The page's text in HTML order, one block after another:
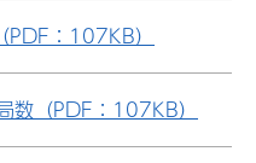
PDF：107KB）
数（PDF：107KB）